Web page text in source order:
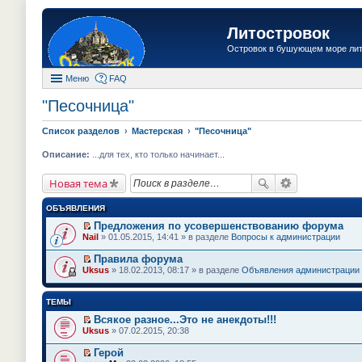
Литостровок
Островок в бушующем море
Меню FAQ
"Песочница"
Список разделов Мастерская "Песочница"
Описание: ...для тех, кто только начинает...
Новая тема
ОБЪЯВЛЕНИЯ
П
р
е
й
т
и
п
е
р
о
м
Предложения по усовершенствованию форума
Nail » 01.05.2015, 14:41 » в разделе Вопросы к администрации
П
р
т
и
к
п
е
Правила форума
Uksus » 18.02.2013, 08:17 » в разделе Объявления администрации
ТЕМЫ
П
р
е
Всякое разное...Это не анекдоты!!!
Uksus » 07.02.2015, 20:38
Герой